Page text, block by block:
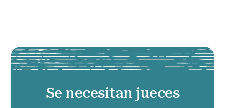
Se necesitan jueces